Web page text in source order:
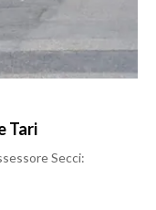
Tari
Secci: